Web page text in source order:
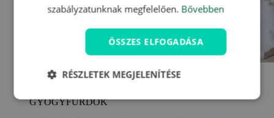
27. 6. 2024
GYÓGYFÜRDŐK
szabályzatunknak megfelelően. Bővebben
ÖSSZES ELFOGADÁSA
RÉSZLETEK MEGJELENÍTÉSE